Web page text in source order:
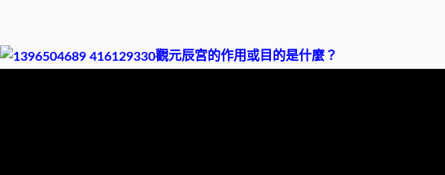
觀元辰宮的作用或目的是什麼？